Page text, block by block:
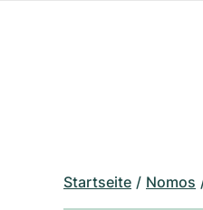
Startseite Nomos